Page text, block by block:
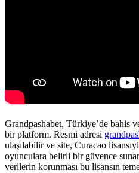
Grandpashabet, Türkiye’de bahis
bir platform. Resmi adresi
ulaşılabilir ve site, Curacao
oyunculara belirli bir güvence
verilerin korunması bu lisansın